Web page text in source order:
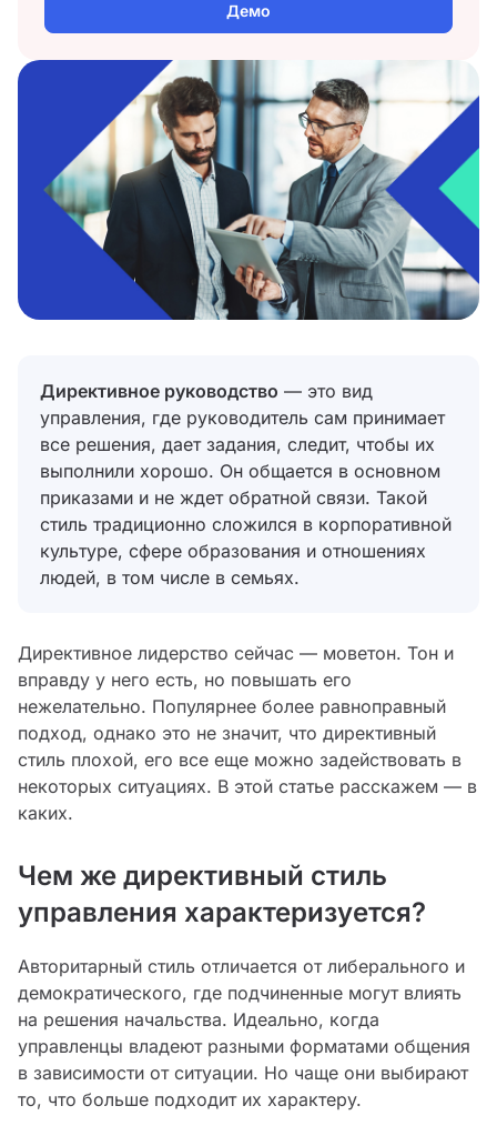
Директивное руководство — это вид
управления, где руководитель сам принимает
все решения, дает задания, следит, чтобы их
выполнили хорошо. Он общается в основном
приказами и не ждет обратной связи. Такой
стиль традиционно сложился в корпоративной
культуре, сфере образования и отношениях
людей, в том числе в семьях.
Директивное лидерство сейчас — моветон. Тон и
вправду у него есть, но повышать его
нежелательно. Популярнее более равноправный
подход, однако это не значит, что директивный
стиль плохой, его все еще можно задействовать в
некоторых ситуациях. В этой статье расскажем — в
каких.
Чем же директивный стиль
управления характеризуется?
Авторитарный стиль отличается от либерального и
демократического, где подчиненные могут влиять
на решения начальства. Идеально, когда
управленцы владеют разными форматами общения
в зависимости от ситуации. Но чаще они выбирают
то, что больше подходит их характеру.
Демо